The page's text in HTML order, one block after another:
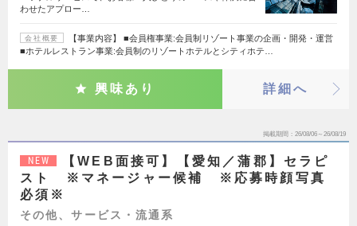
わせたアプロー…
会社概要
【事業内容】 ■会員権事業:会員制リゾート事業の企画・開発・運営
■ホテルレストラン事業:会員制のリゾートホテルとシティホテ…
興味あり 詳細へ
掲載期間 26/08/06～26/08/19
NEW
【WEB面接可】【愛知／蒲郡】セラピ
スト ※マネージャー候補 ※応募時顔写真
必須※
その他、サービス・流通系